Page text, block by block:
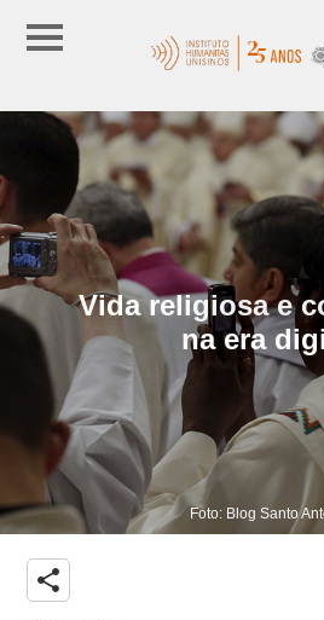
Vida religiosa e
na era
Foto: Blog Santo
share